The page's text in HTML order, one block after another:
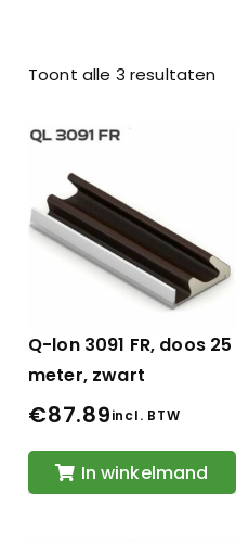
Toont alle 3 resultaten
Q-lon 3091 FR, doos 25
meter, zwart
€87.89incl. BTW
In winkelmand